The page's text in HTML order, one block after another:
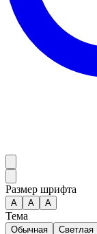
Размер шрифта
А A A
Тема
Обычная Светлая